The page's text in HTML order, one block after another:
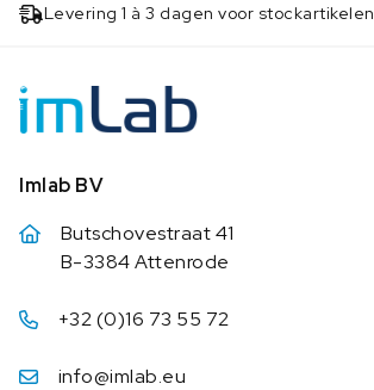
Levering 1 à 3 dagen voor stockartikelen
Imlab BV
Butschovestraat 41
B-3384 Attenrode
+32 (0)16 73 55 72
info@imlab.eu